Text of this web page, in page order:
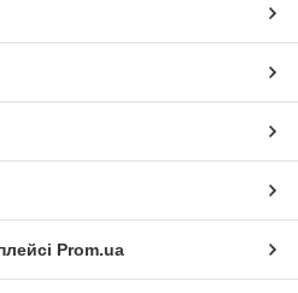
Prom.ua